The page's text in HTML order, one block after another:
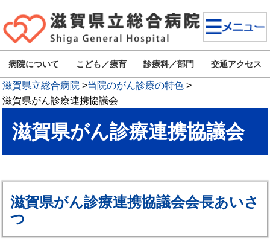
病院について こども／療育 診療科／部門 交通アクセス
滋賀県立総合病院 >当院のがん診療の特色 >
滋賀県がん診療連携協議会
滋賀県がん診療連携協議会
滋賀県がん診療連携協議会会長あいさ
つ